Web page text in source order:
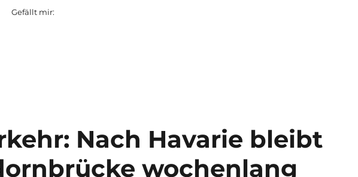
Gefällt mir:
Nach Havarie bleibt
wochenlang